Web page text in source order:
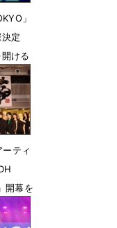
」
決定
ける
ティ
開幕を